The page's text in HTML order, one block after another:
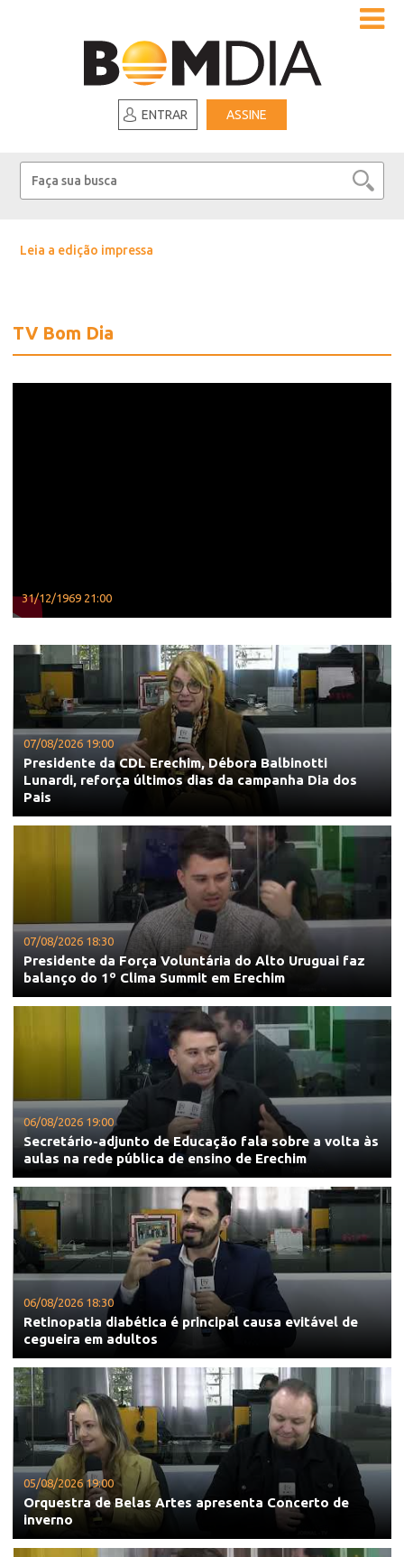
ENTRAR ASSINE
Leia a edição impressa
TV Bom Dia
31/12/1969 21:00
07/08/2026 19:00
Presidente da CDL Erechim, Débora Balbinotti
Lunardi, reforça últimos dias da campanha Dia dos
Pais
07/08/2026 18:30
Presidente da Força Voluntária do Alto Uruguai faz
balanço do 1º Clima Summit em Erechim
06/08/2026 19:00
Secretário-adjunto de Educação fala sobre a volta às
aulas na rede pública de ensino de Erechim
06/08/2026 18:30
Retinopatia diabética é principal causa evitável de
cegueira em adultos
05/08/2026 19:00
Orquestra de Belas Artes apresenta Concerto de
inverno